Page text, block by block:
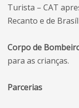
Turista – CAT
Recanto e de
Corpo de
para as crianças.
Parcerias